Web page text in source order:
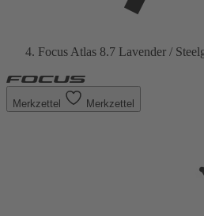
Focus Atlas 8.7 Lavender /
Merkzettel Merkzettel